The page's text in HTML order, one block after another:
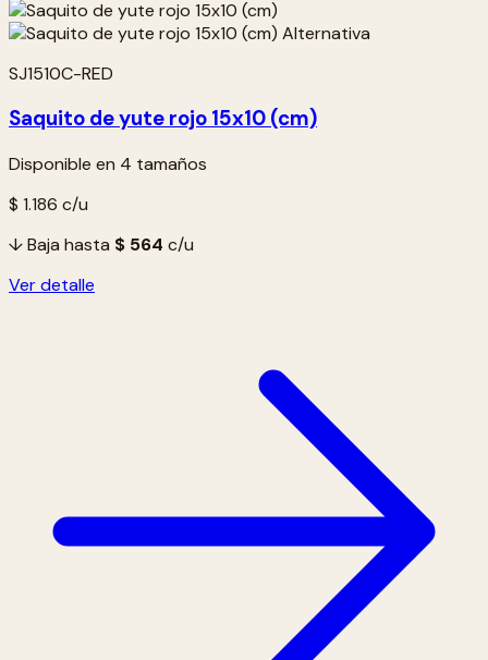
SJ1510C-RED
Saquito de yute rojo 15x10 (cm)
Disponible en 4 tamaños
$ 1.186 c/u
↓ Baja hasta $ 564 c/u
Ver detalle